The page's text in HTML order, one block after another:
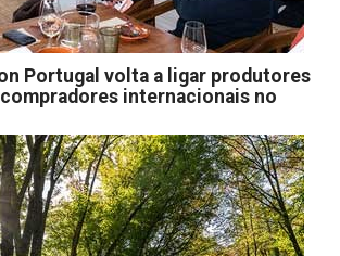
Portugal volta a ligar produtores
internacionais no